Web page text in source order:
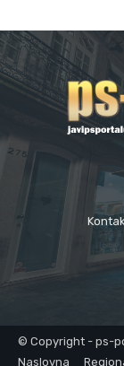
© Copyright - ps-
Naslovna